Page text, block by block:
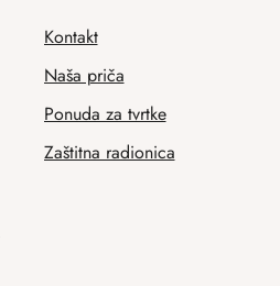
Kontakt
Naša priča
Ponuda za tvrtke
Zaštitna radionica